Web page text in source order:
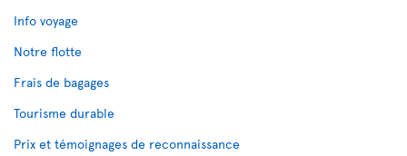
Info voyage
Notre flotte
Frais de bagages
Tourisme durable
Prix et témoignages de reconnaissance